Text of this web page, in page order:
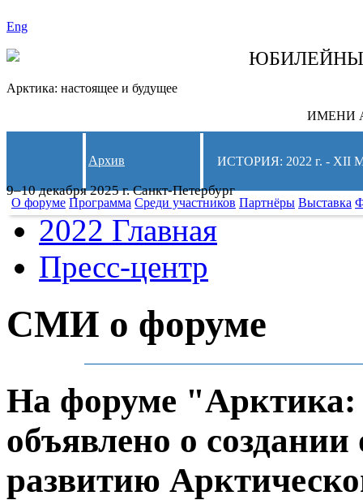
Eng
Арктика: настоящее и будущее
ИМЕНИ
9–10 декабря 2025 г. Санкт-Петербург
Архив ИСТОРИЯ: 2022 г. -
О форуме Программа Среди участников Партнёры Выставка
2022 Главная
Пресс-центр
СМИ о форуме
На форуме "Арктика:
объявлено о создании
развитию